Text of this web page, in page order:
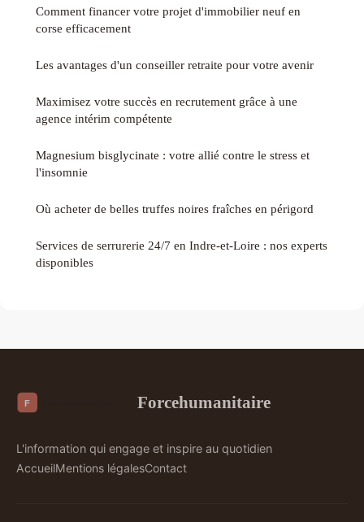
Comment financer votre projet d'immobilier neuf en
corse efficacement
Les avantages d'un conseiller retraite pour votre avenir
Maximisez votre succès en recrutement grâce à une
agence intérim compétente
Magnesium bisglycinate : votre allié contre le stress et
l'insomnie
Où acheter de belles truffes noires fraîches en périgord
Services de serrurerie 24/7 en Indre-et-Loire : nos experts
disponibles
Forcehumanitaire
L'information qui engage et inspire au quotidien
AccueilMentions légalesContact